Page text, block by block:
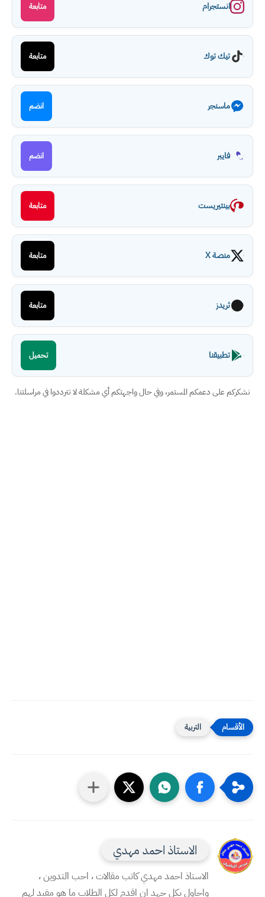
انستجرام متابعة
تيك توك متابعة
ماسنجر انضم
فايبر انضم
بينتيريست متابعة
منصة X متابعة
ثريدز متابعة
تطبيقنا تحميل
نشكركم على دعمكم المستمر، وفي حال واجهتكم أي مشكلة لا تترددوا في مراسلتنا.
التربية
الاستاذ احمد مهدي
الاستاذ احمد مهدي كاتب مقالات ، احب التدوين ،
واحاول بكل جهد ان اقدم لكل الطلاب ما هو مفيد لهم